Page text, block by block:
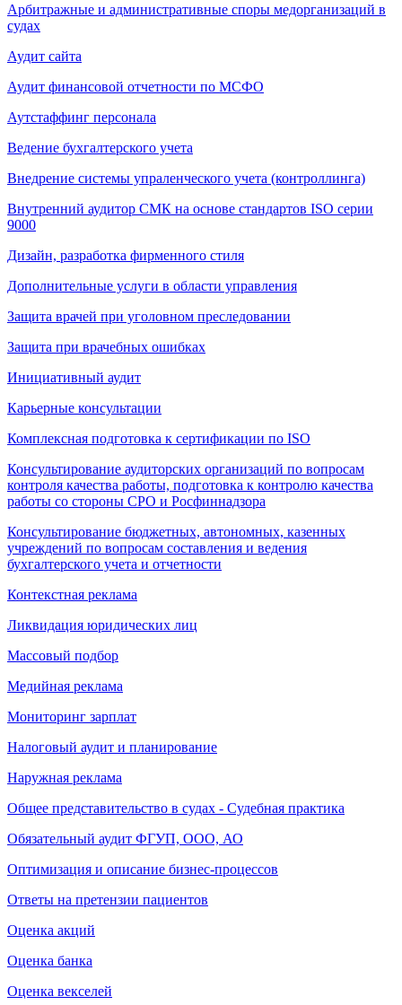
Арбитражные и административные споры медорганизаций в
судах
Аудит сайта
Аудит финансовой отчетности по МСФО
Аутстаффинг персонала
Ведение бухгалтерского учета
Внедрение системы упраленческого учета (контроллинга)
Внутренний аудитор СМК на основе стандартов ISO серии
9000
Дизайн, разработка фирменного стиля
Дополнительные услуги в области управления
Защита врачей при уголовном преследовании
Защита при врачебных ошибках
Инициативный аудит
Карьерные консультации
Комплексная подготовка к сертификации по ISO
Консультирование аудиторских организаций по вопросам
контроля качества работы, подготовка к контролю качества
работы со стороны СРО и Росфиннадзора
Консультирование бюджетных, автономных, казенных
учреждений по вопросам составления и ведения
бухгалтерского учета и отчетности
Контекстная реклама
Ликвидация юридических лиц
Массовый подбор
Медийная реклама
Мониторинг зарплат
Налоговый аудит и планирование
Наружная реклама
Общее представительство в судах - Судебная практика
Обязательный аудит ФГУП, ООО, АО
Оптимизация и описание бизнес-процессов
Ответы на претензии пациентов
Оценка акций
Оценка банка
Оценка векселей